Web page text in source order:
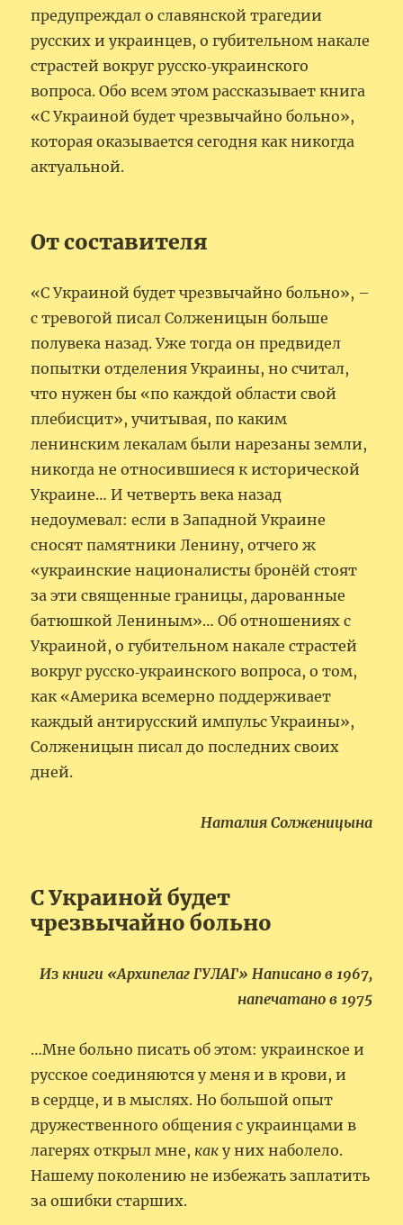
предупреждал о славянской трагедии
русских и украинцев, о губительном накале
страстей вокруг русско‑украинского
вопроса. Обо всем этом рассказывает книга
«С Украиной будет чрезвычайно больно»,
которая оказывается сегодня как никогда
актуальной.
От составителя
«С Украиной будет чрезвычайно больно», –
с тревогой писал Солженицын больше
полувека назад. Уже тогда он предвидел
попытки отделения Украины, но считал,
что нужен бы «по каждой области свой
плебисцит», учитывая, по каким
ленинским лекалам были нарезаны земли,
никогда не относившиеся к исторической
Украине… И четверть века назад
недоумевал: если в Западной Украине
сносят памятники Ленину, отчего ж
«украинские националисты бронёй стоят
за эти священные границы, дарованные
батюшкой Лениным»… Об отношениях с
Украиной, о губительном накале страстей
вокруг русско‑украинского вопроса, о том,
как «Америка всемерно поддерживает
каждый антирусский импульс Украины»,
Солженицын писал до последних своих
дней.
Наталия Солженицына
С Украиной будет
чрезвычайно больно
Из книги «Архипелаг ГУЛАГ» Написано в 1967,
напечатано в 1975
…Мне больно писать об этом: украинское и
русское соединяются у меня и в крови, и
в сердце, и в мыслях. Но большой опыт
дружественного общения с украинцами в
лагерях открыл мне, как у них наболело.
Нашему поколению не избежать заплатить
за ошибки старших.